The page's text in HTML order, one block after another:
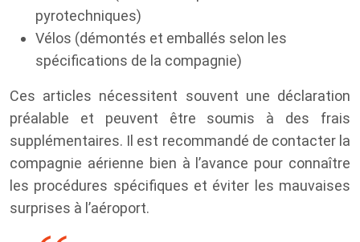
pyrotechniques)
Vélos (démontés et emballés selon les
spécifications de la compagnie)
Ces articles nécessitent souvent une déclaration
préalable et peuvent être soumis à des frais
supplémentaires. Il est recommandé de contacter la
compagnie aérienne bien à l’avance pour connaître
les procédures spécifiques et éviter les mauvaises
surprises à l’aéroport.